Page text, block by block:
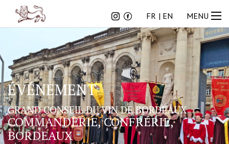
FR EN MENU
ÉVÉNEMENT
GRAND CONSEIL DU VIN DE BORDEAUX
COMMANDERIE, CONFRÉRIE,
BORDEAUX
FR EN